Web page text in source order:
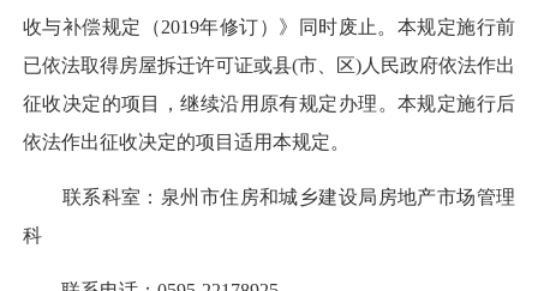
收与补偿规定（2019年修订）》同时废止。本规定施行前
已依法取得房屋拆迁许可证或县(市、区)人民政府依法作出
征收决定的项目，继续沿用原有规定办理。本规定施行后
依法作出征收决定的项目适用本规定。
联系科室：泉州市住房和城乡建设局房地产市场管理
科